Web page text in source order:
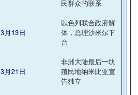
民群众的联系
3月13日
以色列联合政府解
体，总理沙米尔下
台
3月21日
非洲大陆最后一块
殖民地纳米比亚宣
告独立